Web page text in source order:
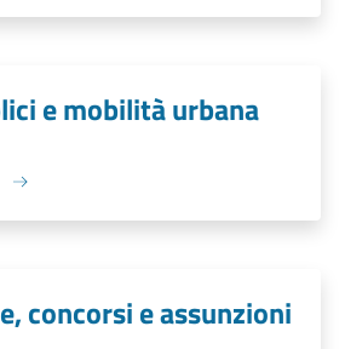
e mobilità urbana
concorsi e assunzioni